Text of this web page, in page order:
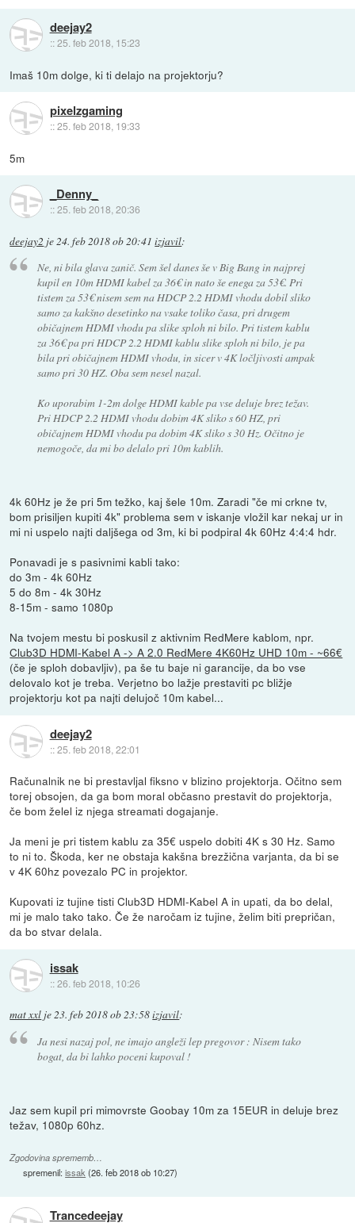
deejay2
::25. feb 2018, 15:23
Imaš 10m dolge, ki ti delajo na projektorju?
pixelzgaming
::25. feb 2018, 19:33
5m
_Denny_
::25. feb 2018, 20:36
deejay2 je24. feb 2018 ob 20:41 izjavil:
Ne, ni bila glava zanič. Sem šel danes še v Big Bang in najprej
kupil en 10m HDMI kabel za 36€ in nato še enega za 53€. Pri
tistem za 53€ nisem sem na HDCP 2.2 HDMI vhodu dobil sliko
samo za kakšno desetinko na vsake toliko časa, pri drugem
običajnem HDMI vhodu pa slike sploh ni bilo. Pri tistem kablu
za 36€ pa pri HDCP 2.2 HDMI kablu slike sploh ni bilo, je pa
bila pri običajnem HDMI vhodu, in sicer v 4K ločljivosti ampak
samo pri 30 HZ. Oba sem nesel nazal.
Ko uporabim 1-2m dolge HDMI kable pa vse deluje brez težav.
Pri HDCP 2.2 HDMI vhodu dobim 4K sliko s 60 HZ, pri
običajnem HDMI vhodu pa dobim 4K sliko s 30 Hz. Očitno je
nemogoče, da mi bo delalo pri 10m kablih.
4k 60Hz je že pri 5m težko, kaj šele 10m. Zaradi "če mi crkne tv,
bom prisiljen kupiti 4k" problema sem v iskanje vložil kar nekaj ur in
mi ni uspelo najti daljšega od 3m, ki bi podpiral 4k 60Hz 4:4:4 hdr.
Ponavadi je s pasivnimi kabli tako:
do 3m - 4k 60Hz
5 do 8m - 4k 30Hz
8-15m - samo 1080p
Na tvojem mestu bi poskusil z aktivnim RedMere kablom, npr.
Club3D HDMI-Kabel A -> A 2.0 RedMere 4K60Hz UHD 10m - ~66€
(če je sploh dobavljiv), pa še tu baje ni garancije, da bo vse
delovalo kot je treba. Verjetno bo lažje prestaviti pc bližje
projektorju kot pa najti delujoč 10m kabel...
deejay2
::25. feb 2018, 22:01
Računalnik ne bi prestavljal fiksno v blizino projektorja. Očitno sem
torej obsojen, da ga bom moral občasno prestavit do projektorja,
če bom želel iz njega streamati dogajanje.
Ja meni je pri tistem kablu za 35€ uspelo dobiti 4K s 30 Hz. Samo
to ni to. Škoda, ker ne obstaja kakšna brezžična varjanta, da bi se
v 4K 60hz povezalo PC in projektor.
Kupovati iz tujine tisti Club3D HDMI-Kabel A in upati, da bo delal,
mi je malo tako tako. Če že naročam iz tujine, želim biti prepričan,
da bo stvar delala.
issak
::26. feb 2018, 10:26
mat xxl je23. feb 2018 ob 23:58izjavil:
Ja nesi nazaj pol, ne imajo angleži lep pregovor : Nisem tako
bogat, da bi lahko poceni kupoval !
Jaz sem kupil pri mimovrste Goobay 10m za 15EUR in deluje brez
težav, 1080p 60hz.
Zgodovina sprememb…
spremenil:issak (26. feb 2018 ob 10:27)
Trancedeejay